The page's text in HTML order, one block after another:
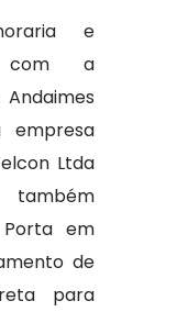
e
com a
Ltda
também
em
de
para